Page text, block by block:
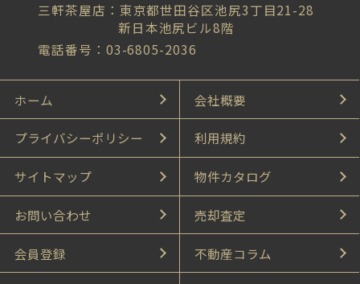
三軒茶屋店：東京都世田谷区池尻3丁目21-28
新日本池尻ビル8階
電話番号：03-6805-2036
ホーム 会社概要
プライバシーポリシー 利用規約
サイトマップ 物件カタログ
お問い合わせ 売却査定
会員登録 不動産コラム